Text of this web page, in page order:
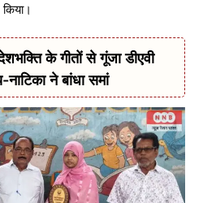
के गीतों से गूंजा डीएवी
ने बांधा समां